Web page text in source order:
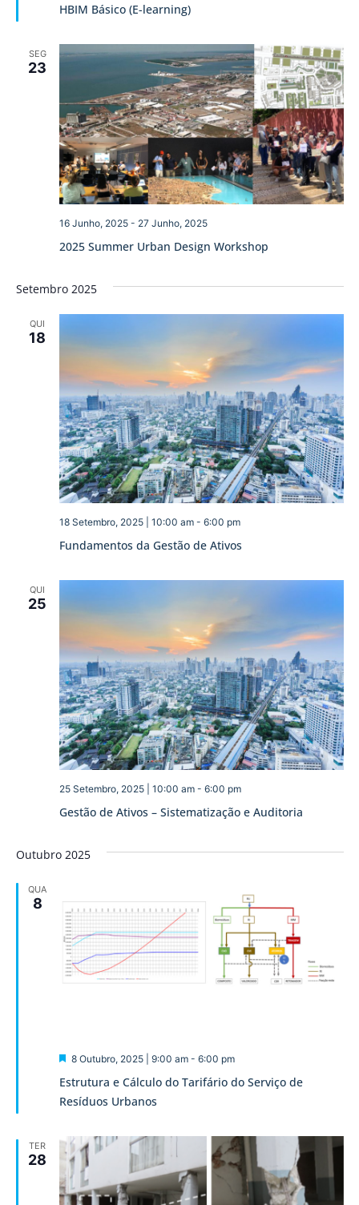
HBIM Básico (E-learning)
SEG
23
2025 Summer Urban Design Workshop
16 Junho, 2025- 27 Junho, 2025
Setembro 2025
QUI
18
Fundamentos da Gestão de Ativos
18 Setembro, 2025 | 10:00 am- 6:00 pm
QUI
25
Gestão de Ativos – Sistematização e Auditoria
25 Setembro, 2025 | 10:00 am- 6:00 pm
Outubro 2025
QUA
8
Estrutura e Cálculo do Tarifário do Serviço de
Resíduos Urbanos
Destaque
8 Outubro, 2025 | 9:00 am- 6:00 pm
TER
28